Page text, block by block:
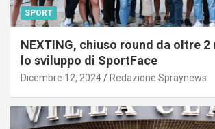
SPORT
NEXTING, chiuso round da oltre
lo sviluppo di SportFace
Dicembre 12, 2024 Redazione Spraynews